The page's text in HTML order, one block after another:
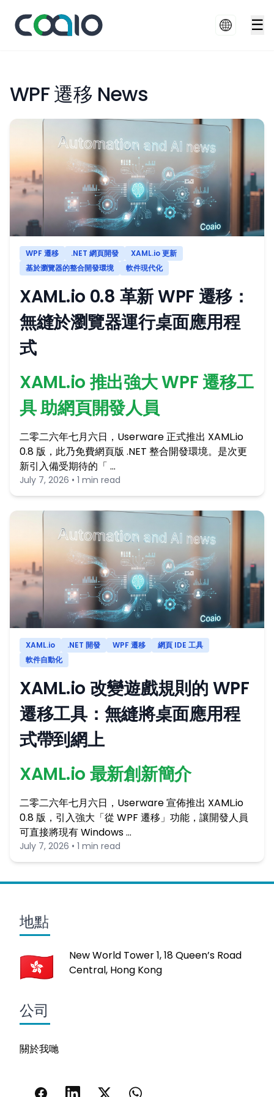
☰
WPF 遷移 News
WPF 遷移 .NET 網頁開發
XAML.io 更新
基於瀏覽器的整合開發環境
軟件現代化
XAML.io 0.8 革新 WPF 遷移：
無縫於瀏覽器運行桌面應用程
式
XAML.io 推出強大 WPF 遷移工
具 助網頁開發人員
二零二六年七月六日，Userware 正式推出 XAML.io
0.8 版，此乃免費網頁版 .NET 整合開發環境。是次更
新引入備受期待的「 …
July 7, 2026 • 1 min read
XAML.io .NET 開發 WPF 遷移
網頁 IDE 工具
軟件自動化
XAML.io 改變遊戲規則的 WPF
遷移工具：無縫將桌面應用程
式帶到網上
XAML.io 最新創新簡介
二零二六年七月六日，Userware 宣佈推出 XAML.io
0.8 版，引入強大「從 WPF 遷移」功能，讓開發人員
可直接將現有 Windows …
July 7, 2026 • 1 min read
地點
New World Tower 1, 18 Queen’s Road
Central, Hong Kong
公司
關於我哋